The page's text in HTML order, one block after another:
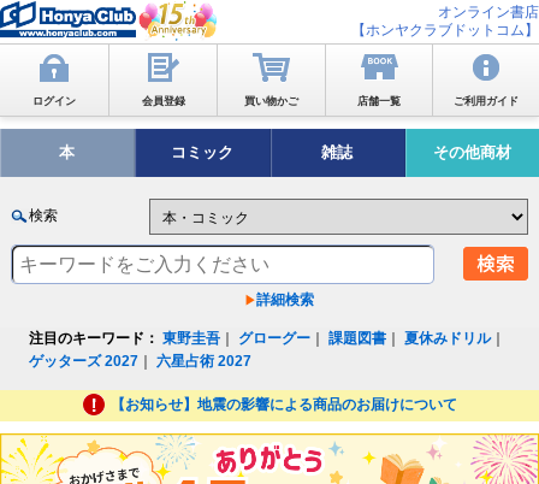
オンライン書店
【ホンヤクラブドットコム】
ログイン 会員登録 買い物かご 店舗一覧 ご利用ガイド
本 コミック 雑誌 その他商材
検索
詳細検索
注目のキーワード： 東野圭吾 グローグー ｜課題図書 ｜夏休みドリル｜
ゲッターズ 2027 ｜六星占術 2027
【お知らせ】地震の影響による商品のお届けについて